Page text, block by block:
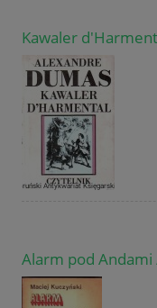
Kawaler
Alarm pod Andami